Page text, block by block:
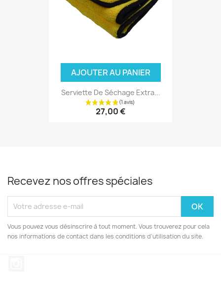
AJOUTER AU PANIER
Serviette De Séchage Extra...
27,00 €
Recevez nos offres spéciales
Vous pouvez vous désinscrire à tout moment. Vous trouverez pour cela
nos informations de contact dans les conditions d'utilisation du site.